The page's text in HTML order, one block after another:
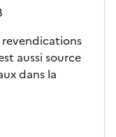
revendications
aussi source
dans la